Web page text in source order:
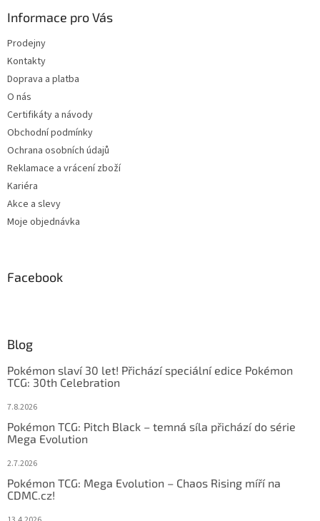
Informace pro Vás
Prodejny
Kontakty
Doprava a platba
O nás
Certifikáty a návody
Obchodní podmínky
Ochrana osobních údajů
Reklamace a vrácení zboží
Kariéra
Akce a slevy
Moje objednávka
Facebook
Blog
Pokémon slaví 30 let! Přichází speciální edice Pokémon
TCG: 30th Celebration
7.8.2026
Pokémon TCG: Pitch Black – temná síla přichází do série
Mega Evolution
2.7.2026
Pokémon TCG: Mega Evolution – Chaos Rising míří na
CDMC.cz!